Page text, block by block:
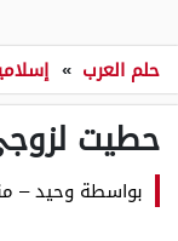
حلم العرب »
حطيت
بواسطة وحيد–